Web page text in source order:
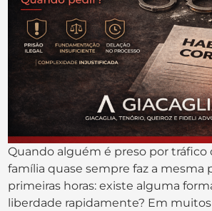
Quando alguém é preso por tráfico
família quase sempre faz a mesma
primeiras horas: existe alguma
liberdade rapidamente? Em muitos